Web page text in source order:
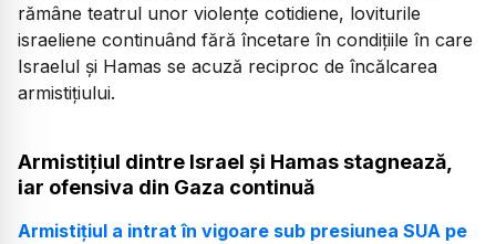
rămâne teatrul unor violențe cotidiene, loviturile
israeliene continuând fără încetare în condițiile în care
Israelul și Hamas se acuză reciproc de încălcarea
armistițiului.
Armistițiul dintre Israel și Hamas stagnează,
iar ofensiva din Gaza continuă
Armistițiul a intrat în vigoare sub presiunea SUA pe